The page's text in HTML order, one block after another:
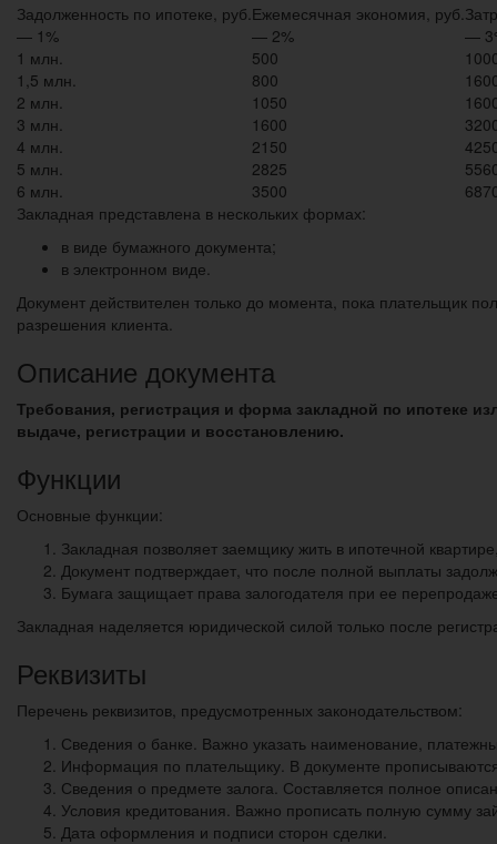
Задолженность по ипотеке, руб. Ежемесячная экономия, руб.
— 1%
— 2%
—
1 млн.
500
1,5 млн.
800
2 млн.
1050
3 млн.
1600
4 млн.
2150
5 млн.
2825
6 млн.
3500
Закладная представлена в нескольких формах:
в виде бумажного документа;
в электронном виде.
Документ действителен только до момента, пока плательщик
разрешения клиента.
Описание документа
Требования, регистрация и форма закладной по ипотеке
выдаче, регистрации и восстановлению.
Функции
Основные функции:
Закладная позволяет заемщику жить в ипотечной
Документ подтверждает, что после полной выплаты
Бумага защищает права залогодателя при ее
Закладная наделяется юридической силой только после
Реквизиты
Перечень реквизитов, предусмотренных законодательством:
Сведения о банке. Важно указать наименование,
Информация по плательщику. В документе
Сведения о предмете залога. Составляется полное
Условия кредитования. Важно прописать полную сумму
Дата оформления и подписи сторон сделки.